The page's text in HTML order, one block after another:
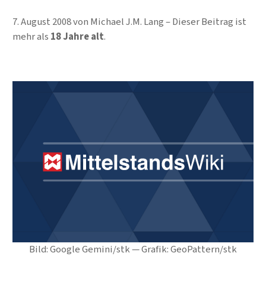
Bild: Google Gemini/stk — Grafik: GeoPattern/stk
7. August 2008von Michael J.M. Lang
Dieser Beitrag ist
mehr als 18 Jahre alt.